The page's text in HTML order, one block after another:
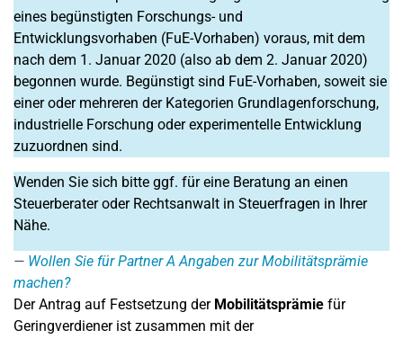
eines begünstigten Forschungs- und
Entwicklungsvorhaben (FuE-Vorhaben) voraus, mit dem
nach dem 1. Januar 2020 (also ab dem 2. Januar 2020)
begonnen wurde. Begünstigt sind FuE-Vorhaben, soweit sie
einer oder mehreren der Kategorien Grundlagenforschung,
industrielle Forschung oder experimentelle Entwicklung
zuzuordnen sind.
Wenden Sie sich bitte ggf. für eine Beratung an einen
Steuerberater oder Rechtsanwalt in Steuerfragen in Ihrer
Nähe.
Wollen Sie für Partner A Angaben zur Mobilitätsprämie
machen?
Der Antrag auf Festsetzung der Mobilitätsprämie für
Geringverdiener ist zusammen mit der